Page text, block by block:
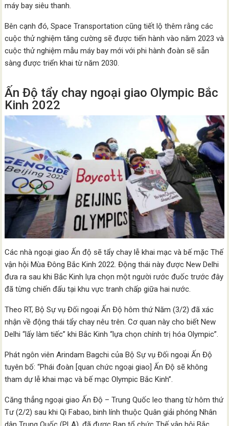
máy bay siêu thanh.
Bên cạnh đó, Space Transportation cũng tiết lộ thêm rằng các
cuộc thử nghiệm tăng cường sẽ được tiến hành vào năm 2023 và
cuộc thử nghiệm mẫu máy bay mới với phi hành đoàn sẽ sẵn
sàng được triển khai từ năm 2030.
Ấn Độ tẩy chay ngoại giao Olympic Bắc
Kinh 2022
Các nhà ngoại giao Ấn độ sẽ tẩy chay lễ khai mạc và bế mặc Thế
vận hội Mùa Đông Bắc Kinh 2022. Động thái này được New Delhi
đưa ra sau khi Bắc Kinh lựa chọn một người rước đuốc trước đây
đã từng chiến đấu tại khu vực tranh chấp giữa hai nước.
Theo RT, Bộ Sự vụ Đối ngoại Ấn Độ hôm thứ Năm (3/2) đã xác
nhận về động thái tẩy chay nêu trên. Cơ quan này cho biết New
Delhi “lấy làm tiếc” khi Bắc Kinh “lựa chọn chính trị hóa Olympic”.
Phát ngôn viên Arindam Bagchi của Bộ Sự vụ Đối ngoại Ấn Độ
tuyên bố: “Phái đoàn [quan chức ngoại giao] Ấn Độ sẽ không
tham dự lễ khai mạc và bế mạc Olympic Bắc Kinh”.
Căng thẳng ngoại giao Ấn Độ – Trung Quốc leo thang từ hôm thứ
Tư (2/2) sau khi Qi Fabao, binh lính thuộc Quân giải phóng Nhân